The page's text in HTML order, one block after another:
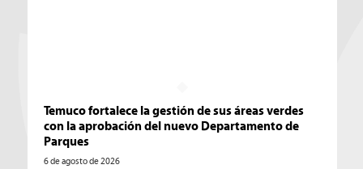
Temuco fortalece la gestión de sus áreas verdes
con la aprobación del nuevo Departamento de
Parques
6 de agosto de 2026